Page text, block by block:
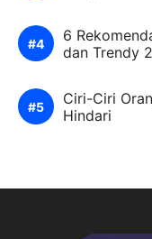
6
dan Trendy
Ciri-Ciri
Hindari